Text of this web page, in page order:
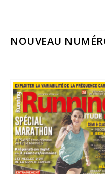
NOUVEAU